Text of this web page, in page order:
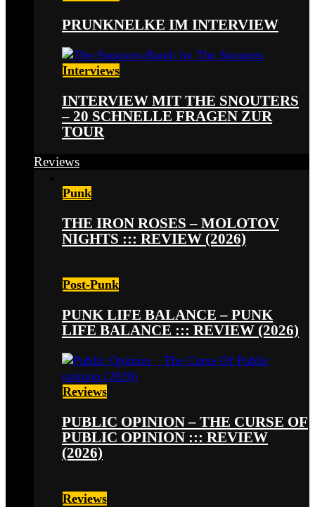
PRUNKNELKE IM INTERVIEW
Interviews
INTERVIEW MIT THE SNOUTERS
– 20 SCHNELLE FRAGEN ZUR
TOUR
Reviews
Punk
THE IRON ROSES – MOLOTOV
NIGHTS ::: REVIEW (2026)
Post-Punk
PUNK LIFE BALANCE – PUNK
LIFE BALANCE ::: REVIEW (2026)
Reviews
PUBLIC OPINION – THE CURSE OF
PUBLIC OPINION ::: REVIEW
(2026)
Reviews